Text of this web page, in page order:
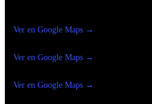
Ver en Google Maps →
Ver en Google Maps →
Ver en Google Maps →